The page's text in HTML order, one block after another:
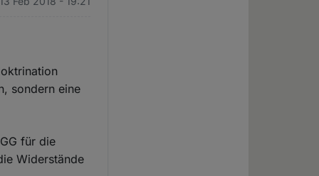
sondern eine
für die
Widerstände